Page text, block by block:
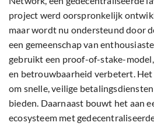
project werd oorspronkelijk
maar wordt nu ondersteund door
een gemeenschap van
gebruikt een proof-of-stake-
en betrouwbaarheid verbetert.
om snelle, veilige
bieden. Daarnaast bouwt het aan
ecosysteem met